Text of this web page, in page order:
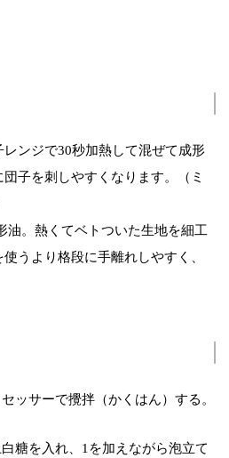
レンジで30秒加熱して混ぜて成形
子を刺しやすくなります。（ミ
。熱くてベトついた生地を細工
うより格段に手離れしやすく、
ッサーで攪拌（かくはん）する。
糖を入れ、1を加えながら泡立て